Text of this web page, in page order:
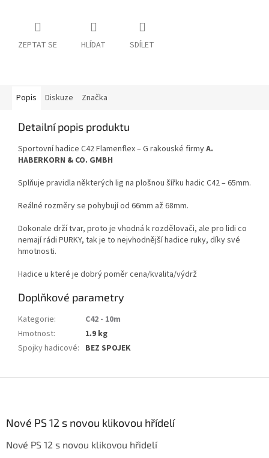
ZEPTAT SE HLÍDAT SDÍLET
Popis Diskuze Značka
Detailní popis produktu
Sportovní hadice C42 Flamenflex – G rakouské firmyA.
HABERKORN & CO. GMBH
Splňuje pravidla některých lig na plošnou šířku hadic C42 – 65mm.
Reálné rozměry se pohybují od 66mm až 68mm.
Dokonale drží tvar, proto je vhodná k rozdělovači, ale pro lidi co
nemají rádi PURKY, tak je to nejvhodnější hadice ruky, díky své
hmotnosti.
Hadice u které je dobrý poměr cena/kvalita/výdrž
Doplňkové parametry
Kategorie:
C42 - 10m
Hmotnost:
1.9 kg
Spojky hadicové: BEZ SPOJEK
Nové PS 12 s novou klikovou hřídelí
Nové PS 12 s novou klikovou hřidelí